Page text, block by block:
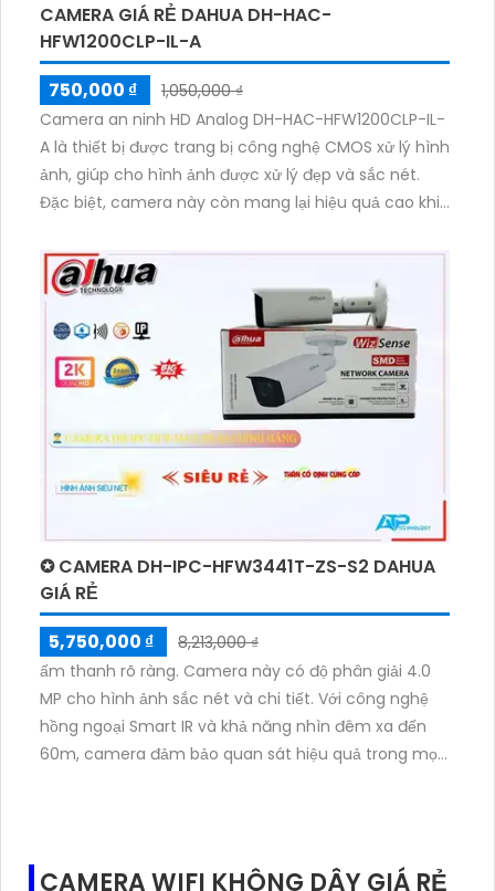
CAMERA GIÁ RẺ DAHUA DH-HAC-
HFW1200CLP-IL-A
750,000 ₫
1,050,000 ₫
Camera an ninh HD Analog DH-HAC-HFW1200CLP-IL-
A là thiết bị được trang bị công nghệ CMOS xử lý hình
ảnh, giúp cho hình ảnh được xử lý đẹp và sắc nét.
Đặc biệt, camera này còn mang lại hiệu quả cao khi
cách 20m. Với giá thành rẻ, camera này tiết kiệm chi
phí và sử dụng công nghệ AHD CVI TVI BCS mới nhất
giúp truyền tải nhanh hơn. Camera cũng tích hợp
công nghệ nhìn đêm chất lượng, giúp hình ảnh có
màu sắc trong điều kiện ánh sáng yếu.
✪ CAMERA DH-IPC-HFW3441T-ZS-S2 DAHUA
GIÁ RẺ
5,750,000 ₫
8,213,000 ₫
ấm thanh rõ ràng. Camera này có độ phân giải 4.0
MP cho hình ảnh sắc nét và chi tiết. Với công nghệ
hồng ngoại Smart IR và khả năng nhìn đêm xa đến
60m, camera đảm bảo quan sát hiệu quả trong mọi
và chuẩn chống bụi, camera đáng tin cậy và bền bỉ.
CAMERA WIFI KHÔNG DÂY GIÁ RẺ